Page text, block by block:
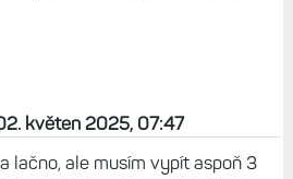
květen 2025, 07:47
lačno, ale musím vypít aspoň 3